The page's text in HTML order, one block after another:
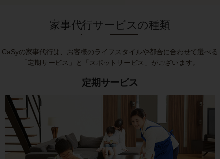
家事代行サービスの種類
CaSyの家事代行は、お客様のライフスタイルや都合に合わせて選べる
「定期サービス」と「スポットサービス」がございます。
定期サービス